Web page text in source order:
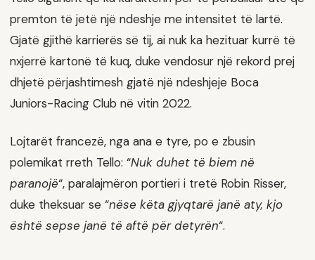
premton të jetë një ndeshje me intensitet të lartë.
Gjatë gjithë karrierës së tij, ai nuk ka hezituar kurrë të
nxjerrë kartonë të kuq, duke vendosur një rekord prej
dhjetë përjashtimesh gjatë një ndeshjeje Boca
Juniors-Racing Club në vitin 2022.
Lojtarët francezë, nga ana e tyre, po e zbusin
polemikat rreth Tello: “Nuk duhet të biem në
paranojë“, paralajmëron portieri i tretë Robin Risser,
duke theksuar se “nëse këta gjyqtarë janë aty, kjo
është sepse janë të aftë për detyrën“.